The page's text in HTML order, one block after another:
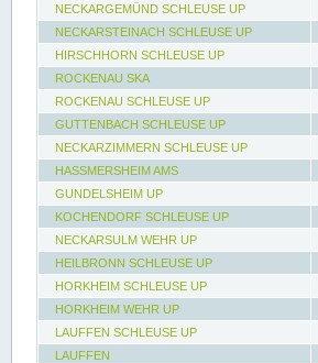
NECKARGEMÜND SCHLEUSE UP
NECKARSTEINACH SCHLEUSE UP
HIRSCHHORN SCHLEUSE UP
ROCKENAU SKA
ROCKENAU SCHLEUSE UP
GUTTENBACH SCHLEUSE UP
NECKARZIMMERN SCHLEUSE UP
HASSMERSHEIM AMS
GUNDELSHEIM UP
KOCHENDORF SCHLEUSE UP
NECKARSULM WEHR UP
HEILBRONN SCHLEUSE UP
HORKHEIM SCHLEUSE UP
HORKHEIM WEHR UP
LAUFFEN SCHLEUSE UP
LAUFFEN